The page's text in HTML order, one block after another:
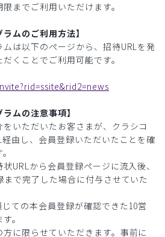
までご利用いただけます。
ムのご利用方法】
は以下のページから、招待URLを発
くことでご利用可能です。
ムの注意事項】
をいただいたお客さまが、クラシコ
由し、会員登録いただいたことを確
URLから会員登録ページに流入後、
で完了した場合に付与させていた
ての本会員登録が確認できた10営
。
方に限らせていただきます。事前に